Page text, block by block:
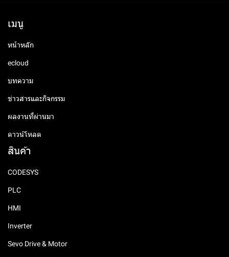
เมนู
หน้าหลัก
ecloud
บทความ
ข่าวสารและกิจกรรม
ผลงานที่ผ่านมา
ดาวน์โหลด
สินค้า
CODESYS
PLC
HMI
Inverter
Sevo Drive & Motor